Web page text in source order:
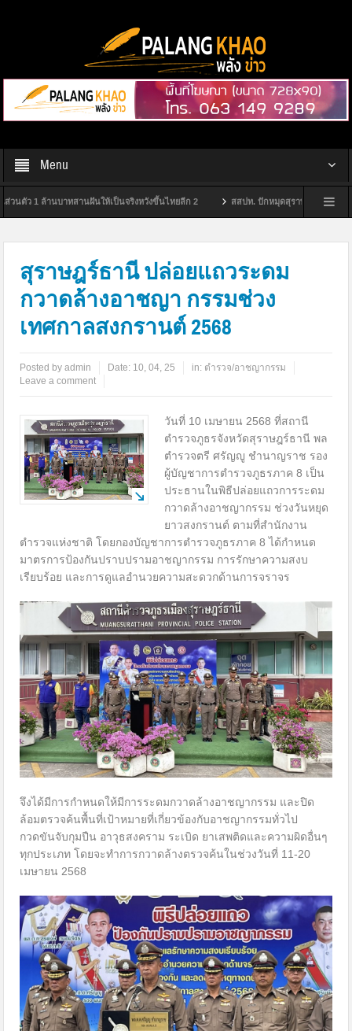
Menu
านบาทสานฝันให้เป็นจริงหวังขึ้นไทยลีก 2 สสปท. ปักหมุดสุราษฎร์ฯ ยกระดับ
สุราษฎร์ธานี ปล่อยแถวระดม
กวาดล้างอาชญา กรรมช่วง
เทศกาลสงกรานต์ 2568
Posted byadmin Date: 10, 04, 25 in: ตำรวจ/อาชญากรรม
Leave a comment
วันที่ 10 เมษายน 2568 ที่สถานี
ตำรวจภูธรจังหวัดสุราษฎร์ธานี พล
ตำรวจตรี ศรัญญู ชำนาญราช รอง
ผู้บัญชาการตำรวจภูธรภาค 8 เป็น
ประธานในพิธีปล่อยแถวการระดม
กวาดล้างอาชญากรรม ช่วงวันหยุด
ยาวสงกรานต์ ตามที่สำนักงาน
ตำรวจแห่งชาติ โดยกองบัญชาการตำรวจภูธรภาค 8 ได้กำหนด
มาตรการป้องกันปราบปรามอาชญากรรม การรักษาความสงบ
เรียบร้อย และการดูแลอำนวยความสะดวกด้านการจราจร
จึงได้มีการกำหนดให้มีการระดมกวาดล้างอาชญากรรม และปิด
ล้อมตรวจค้นพื้นที่เป้าหมายที่เกี่ยวข้องกับอาชญากรรมทั่วไป
กวดขันจับกุมปืน อาวุธสงคราม ระเบิด ยาเสพติดและความผิดอื่นๆ
ทุกประเภท โดยจะทำการกวาดล้างตรวจค้นในช่วงวันที่ 11-20
เมษายน 2568